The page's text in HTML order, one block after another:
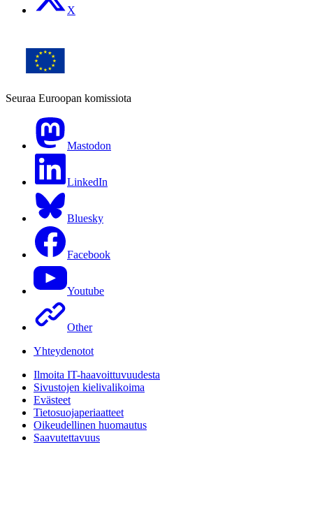
X
Seuraa Euroopan komissiota
Mastodon
LinkedIn
Bluesky
Facebook
Youtube
Other
Yhteydenotot
Ilmoita IT-haavoittuvuudesta
Sivustojen kielivalikoima
Evästeet
Tietosuojaperiaatteet
Oikeudellinen huomautus
Saavutettavuus